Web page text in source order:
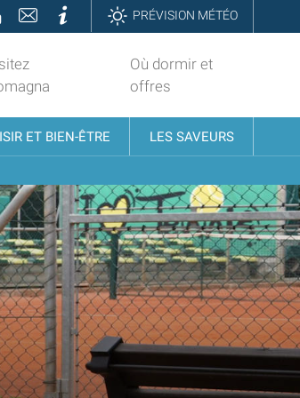
YouTubeContattiInformazioniPRÉVISION MÉTÉO
Où dormir et
offres
ET BIEN-ÊTRE LES SAVEURS